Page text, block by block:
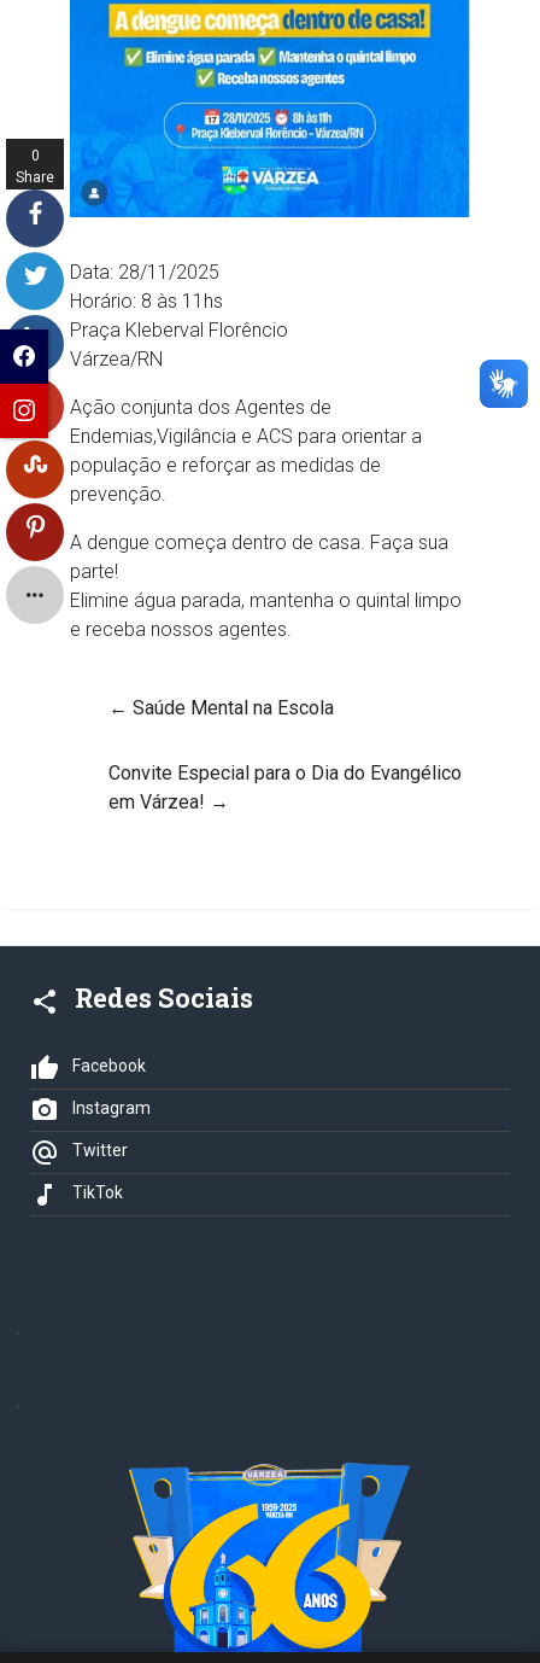
Data: 28/11/2025
Horário: 8 às 11hs
Praça Kleberval Florêncio
Várzea/RN
Ação conjunta dos Agentes de
Endemias,Vigilância e ACS para orientar a
população e reforçar as medidas de
prevenção.
A dengue começa dentro de casa. Faça sua
parte!
Elimine água parada, mantenha o quintal limpo
e receba nossos agentes.
← Saúde Mental na Escola
Convite Especial para o Dia do Evangélico
em Várzea! →
share Redes Sociais
thumb_up Facebook
photo_camera Instagram
alternate_email Twitter
music_note TikTok
0
Share
s